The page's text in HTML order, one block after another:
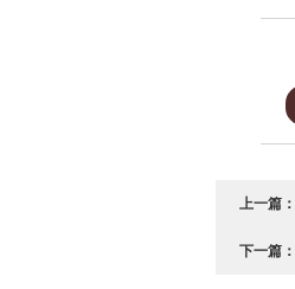
上一篇：
下一篇：